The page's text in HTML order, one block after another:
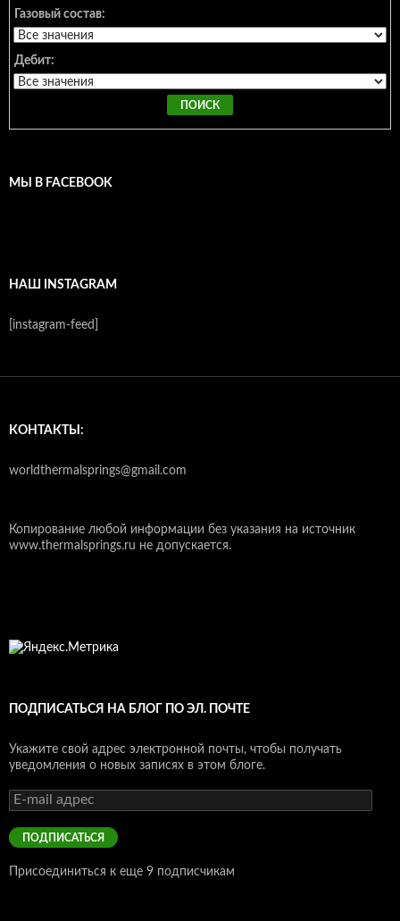
Газовый состав:
Дебит:
МЫ В FACEBOOK
НАШ INSTAGRAM
[instagram-feed]
КОНТАКТЫ:
worldthermalsprings@gmail.com
Копирование любой информации без указания на источник
www.thermalsprings.ru не допускается.
ПОДПИСАТЬСЯ НА БЛОГ ПО ЭЛ. ПОЧТЕ
Укажите свой адрес электронной почты, чтобы получать
уведомления о новых записях в этом блоге.
E-
mail
адрес
ПОДПИСАТЬСЯ
Присоединиться к еще 9 подписчикам